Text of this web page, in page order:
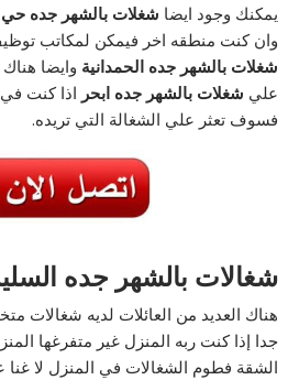
يمكنك وجود ايضا شغلات بالشهر جده
وان كنت منطقه اخر فيمكن لمكاتب
شغلات بالشهر جده الحمدانية وايضا
علي شغلات بالشهر جده ابحر اذا كنت
فسوف تعثر علي الشغالة التي تريده.
شغالات بالشهر جده
هناك العديد من العائلات لديه شغالات
جدا إذا كنت ربه المنزل غير متفرغها
الشقة فطوم الشغالات في المنزل لا غنا